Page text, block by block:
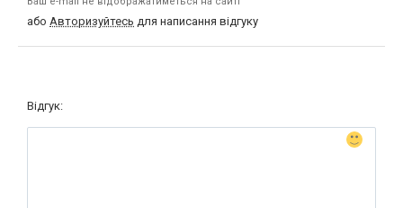
або Авторизуйтесь для написання відгуку
Відгук: